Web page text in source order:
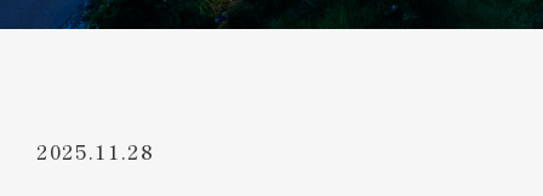
2025.11.28